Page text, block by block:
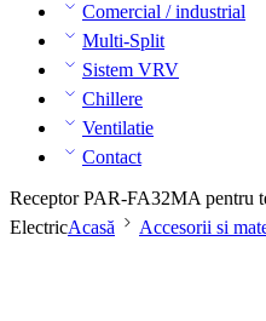
Comercial / industrial
Multi-Split
Sistem VRV
Chillere
Ventilatie
Contact
Receptor PAR-FA32MA pentru
ElectricAcasă Accesorii si